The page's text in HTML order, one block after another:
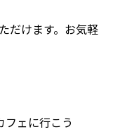
だけます。お気軽
ェに行こう